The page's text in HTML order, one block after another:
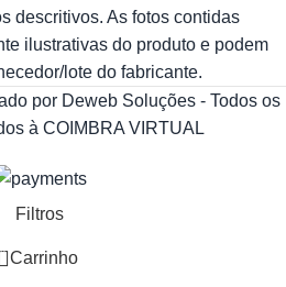
descritivos. As fotos contidas
ilustrativas do produto e podem
lote do fabricante.
por Deweb Soluções - Todos os
à COIMBRA VIRTUAL
Filtros
0 Carrinho